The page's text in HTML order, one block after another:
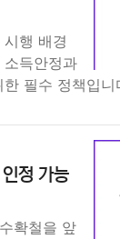
행 배경
득안정과
한 필수 정책입
정 가능
확철을 앞